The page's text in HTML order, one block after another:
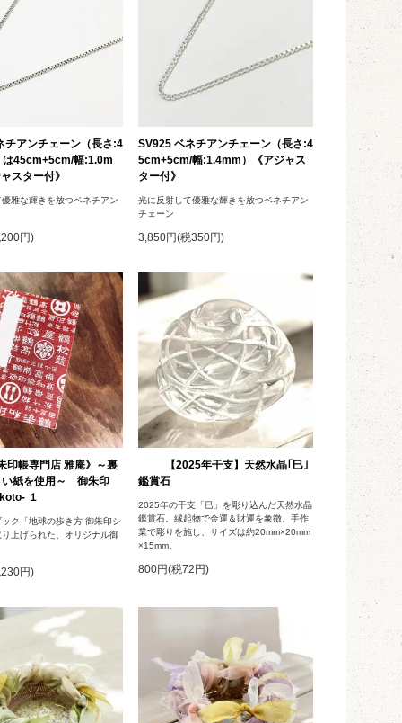
チアンチェーン（長さ:4
45cm+5cm/幅:1.0m
スター付》
雅な輝きを放つベネチアン
円)
SV925 ベネチアンチェーン（長さ:4
5cm+5cm/幅:1.4mm）《アジャス
ター付》
光に反射して優雅な輝きを放つベネチアン
チェーン
3,850円(税350円)
印帳専門店 雅庵》～裏
い紙を使用～ 御朱印
１
ク「地球の歩き方 御朱印シ
上げられた、オリジナル御
円)
【2025年干支】天然水晶｢巳｣
鑑賞石
2025年の干支「巳」を彫り込んだ天然水晶
鑑賞石。縁起物で金運＆財運を象徴。手作
業で彫りを施し、サイズは約20mm×20mm
×15mm。
800円(税72円)